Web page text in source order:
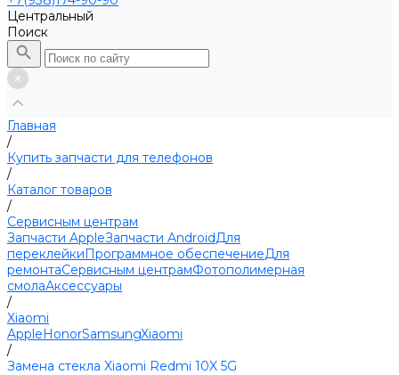
Центральный
Поиск
Главная
/
Купить запчасти для телефонов
/
Каталог товаров
/
Сервисным центрам
Запчасти AppleЗапчасти AndroidДля
переклейкиПрограммное обеспечениеДля
ремонтаСервисным центрамФотополимерная
смолаАксессуары
/
Xiaomi
AppleHonorSamsungXiaomi
/
Замена стекла Xiaomi Redmi 10X 5G